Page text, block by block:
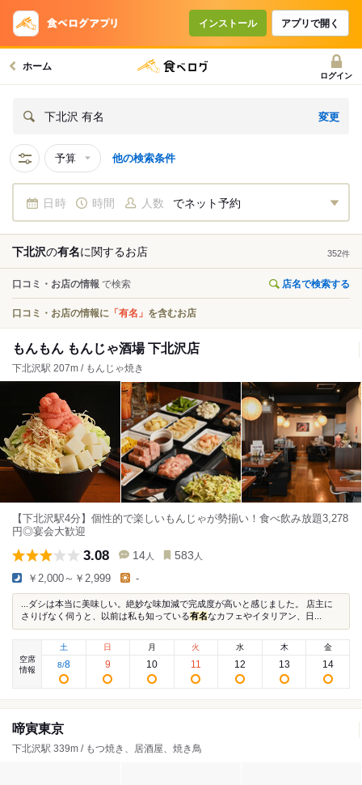
インストール アプリで開く
ホーム
ログイン
下北沢 有名 変更
予算 他の検索条件
日時 時間 人数 でネット予約
下北沢の有名に関するお店 352件
口コミ・お店の情報 で検索 店名で検索する
口コミ・お店の情報に 「有名」 を含むお店
もんもん もんじゃ酒場 下北沢店
下北沢駅 207m / もんじゃ焼き
【下北沢駅4分】個性的で楽しいもんじゃが勢揃い！食べ飲み放題3,278
円◎宴会大歓迎
3.08 14 人 583 人
￥2,000～￥2,999 -
...ダシは本当に美味しい。絶妙な味加減で完成度が高いと感じました。 店主に
さりげなく伺うと、以前は私も知っている有名なカフェやイタリアン、日...
空席
情報
土
8/8
日
9
月
10
火
11
水
12
木
13
金
14
啼寅東京
下北沢駅 339m / もつ焼き、居酒屋、焼き鳥